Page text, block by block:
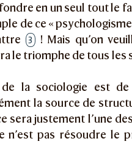
en un seul tout le
de ce « psychologisme
3
! Mais qu’on
le triomphe de tous les
la sociologie est
la source de
sera justement l’une
n’est pas résoudre le